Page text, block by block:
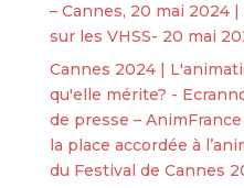
– Cannes, 20 mai 2024 |
sur les VHSS- 20 mai
Cannes 2024 |
qu'elle mérite? -
de presse –
la place accordée à
du Festival de Cannes